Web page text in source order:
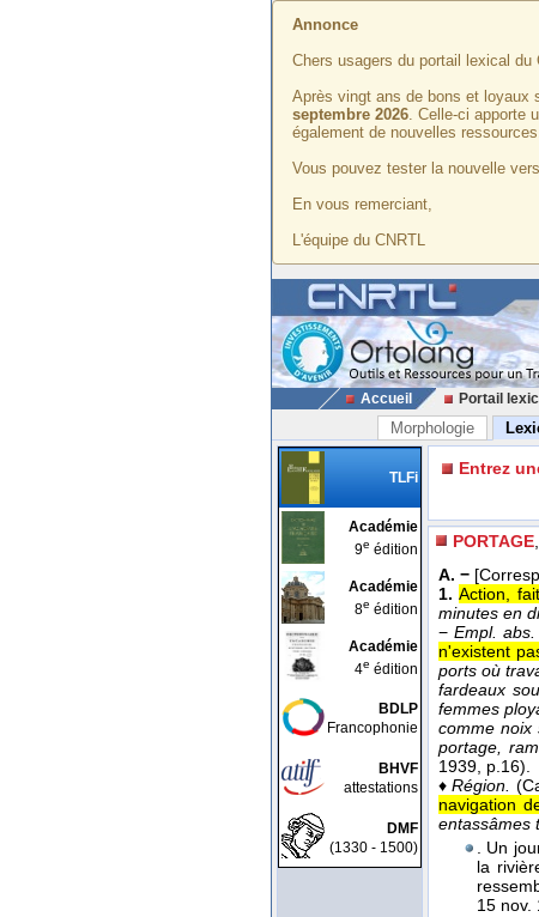
Annonce
Chers usagers du portail lexical du
Après vingt ans de bons et loyaux
septembre 2026. Celle-ci apporte
également de nouvelles
Vous pouvez tester la nouvelle
En vous remerciant,
L'équipe du CNRTL
Accueil Portail
Morphologie
TLFi
Académie
9e édition
Académie
8e édition
Académie
4e édition
BDLP
Francophonie
BHVF
attestations
DMF
(1330 - 1500)
Entrez
PORTAGE
A. −
1. Action,
minutes en
−Empl. abs.
n'existent
ports où
fardeaux
femmes
comme noix
portage,
1939 , p.16).
♦Région.
navigation
entassâmes
. Un
la
15 nov.